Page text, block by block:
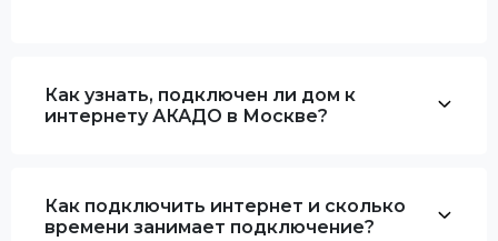
Как узнать, подключен ли дом к
интернету АКАДО в Москве?
Как подключить интернет и сколько
времени занимает подключение?